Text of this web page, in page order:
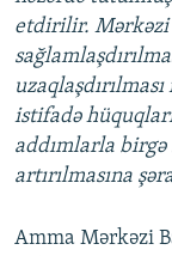
etdirilir.
istifadə
addımlarla
artırılmasına
Amma Mərkəzi